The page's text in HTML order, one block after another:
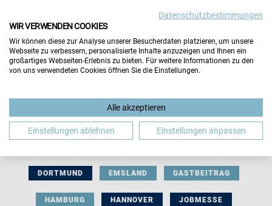
BERUFLICHE ORIENTIERUNG BEWERBUNG
DORTMUND EMSLAND GASTBEITRAG
HAMBURG HANNOVER JOBMESSE
Datenschutzbestimmungen
WIR VERWENDEN COOKIES
Wir können diese zur Analyse unserer Besucherdaten platzieren, um unsere
Webseite zu verbessern, personalisierte Inhalte anzuzeigen und Ihnen ein
großartiges Webseiten-Erlebnis zu bieten. Für weitere Informationen zu den
von uns verwendeten Cookies öffnen Sie die Einstellungen.
Alle akzeptieren
Einstellungen ablehnen Einstellungen anpassen